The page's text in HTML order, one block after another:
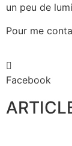
un peu de
Pour me
Facebook